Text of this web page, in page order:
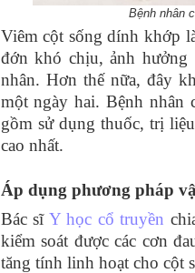
Bệnh nhân
Viêm cột sống dính khớp
đớn khó chịu, ảnh hưởng
nhân. Hơn thế nữa, đây
một ngày hai. Bệnh nhân
gồm sử dụng thuốc, trị
cao nhất.
Áp dụng phương pháp
Bác sĩ Y học cổ truyền
kiểm soát được các cơn
tăng tính linh hoạt cho cột